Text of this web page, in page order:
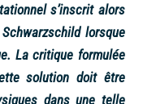
s’inscrit alors
lorsque
La critique formulée
solution doit être
dans une telle